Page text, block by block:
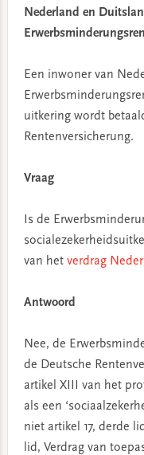
Nederland en
Een inwoner van
uitkering wordt
Rentenversicherung.
Vraag
Is de
van het verdrag
Antwoord
Nee, de
de Deutsche
artikel XIII van het
als een
niet artikel 17, derde
lid, Verdrag van